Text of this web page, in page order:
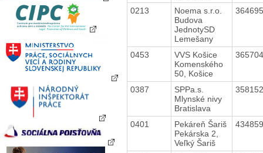
0213
Noema s.r.o.
Budova
JednotySD
Lemešany
0453
VVS Košice
Komenského
50, Košice
0387
SPPa.s.
Mlynské nivy
Bratislava
0401
Pekáreň Šariš
Pekárska 2,
Veľký Šariš